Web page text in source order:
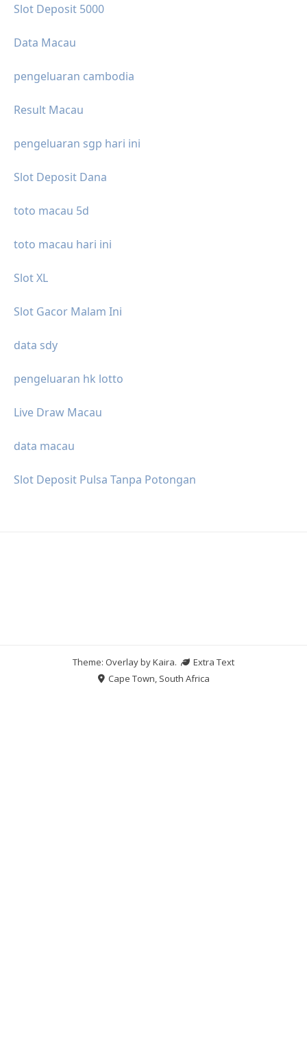
Slot Deposit 5000
Data Macau
pengeluaran cambodia
Result Macau
pengeluaran sgp hari ini
Slot Deposit Dana
toto macau 5d
toto macau hari ini
Slot XL
Slot Gacor Malam Ini
data sdy
pengeluaran hk lotto
Live Draw Macau
data macau
Slot Deposit Pulsa Tanpa Potongan
Theme: Overlay byKaira.
Extra Text
Cape Town, South Africa